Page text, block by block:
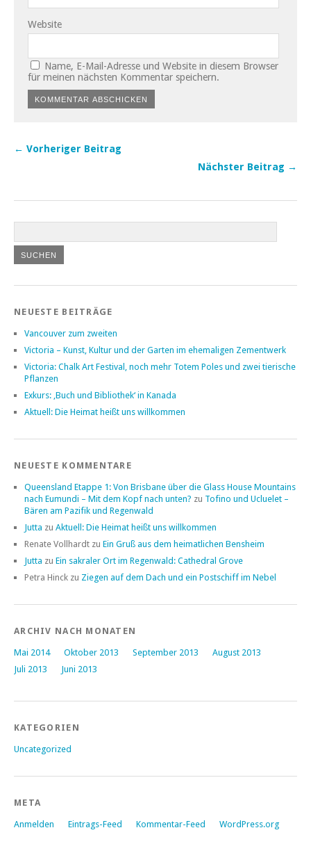
Website
Name, E-Mail-Adresse und Website in diesem Browser
für meinen nächsten Kommentar speichern.
← Vorheriger Beitrag
Nächster Beitrag →
NEUESTE BEITRÄGE
Vancouver zum zweiten
Victoria – Kunst, Kultur und der Garten im ehemaligen Zementwerk
Victoria: Chalk Art Festival, noch mehr Totem Poles und zwei tierische
Pflanzen
Exkurs: ‚Buch und Bibliothek‘ in Kanada
Aktuell: Die Heimat heißt uns willkommen
NEUESTE KOMMENTARE
Queensland Etappe 1: Von Brisbane über die Glass House Mountains
nach Eumundi – Mit dem Kopf nach unten? zu Tofino und Ucluelet –
Bären am Pazifik und Regenwald
Jutta zu Aktuell: Die Heimat heißt uns willkommen
Renate Vollhardt zu Ein Gruß aus dem heimatlichen Bensheim
Jutta zu Ein sakraler Ort im Regenwald: Cathedral Grove
Petra Hinck zu Ziegen auf dem Dach und ein Postschiff im Nebel
ARCHIV NACH MONATEN
Mai 2014 Oktober 2013 September 2013
August 2013
Juli 2013
Juni 2013
KATEGORIEN
Uncategorized
META
Anmelden Eintrags-Feed Kommentar-Feed WordPress.org